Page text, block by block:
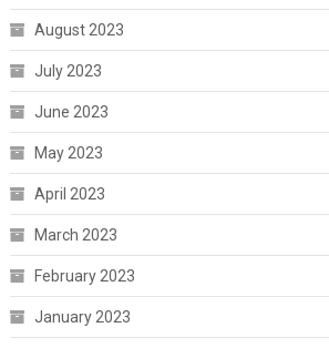
August 2023
July 2023
June 2023
May 2023
April 2023
March 2023
February 2023
January 2023